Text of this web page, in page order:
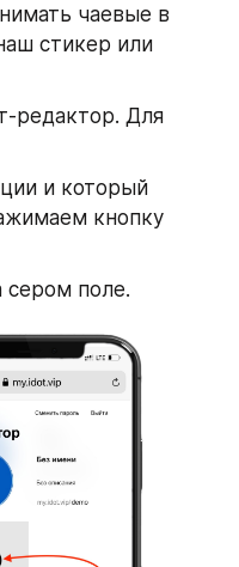
чаевые в
стикер или
редактор. Для
и который
кнопку
поле.